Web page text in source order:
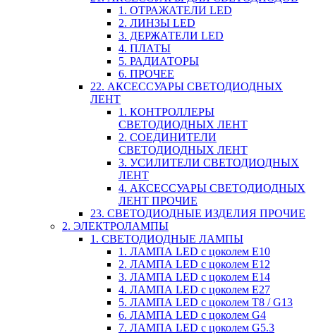
1. ОТРАЖАТЕЛИ LED
2. ЛИНЗЫ LED
3. ДЕРЖАТЕЛИ LED
4. ПЛАТЫ
5. РАДИАТОРЫ
6. ПРОЧЕЕ
22. АКСЕССУАРЫ СВЕТОДИОДНЫХ
ЛЕНТ
1. КОНТРОЛЛЕРЫ
СВЕТОДИОДНЫХ ЛЕНТ
2. СОЕДИНИТЕЛИ
СВЕТОДИОДНЫХ ЛЕНТ
3. УСИЛИТЕЛИ СВЕТОДИОДНЫХ
ЛЕНТ
4. АКСЕССУАРЫ СВЕТОДИОДНЫХ
ЛЕНТ ПРОЧИЕ
23. СВЕТОДИОДНЫЕ ИЗДЕЛИЯ ПРОЧИЕ
2. ЭЛЕКТРОЛАМПЫ
1. СВЕТОДИОДНЫЕ ЛАМПЫ
1. ЛАМПА LED c цоколем E10
2. ЛАМПА LED c цоколем E12
3. ЛАМПА LED c цоколем E14
4. ЛАМПА LED c цоколем E27
5. ЛАМПА LED c цоколем T8 / G13
6. ЛАМПА LED c цоколем G4
7. ЛАМПА LED c цоколем G5.3